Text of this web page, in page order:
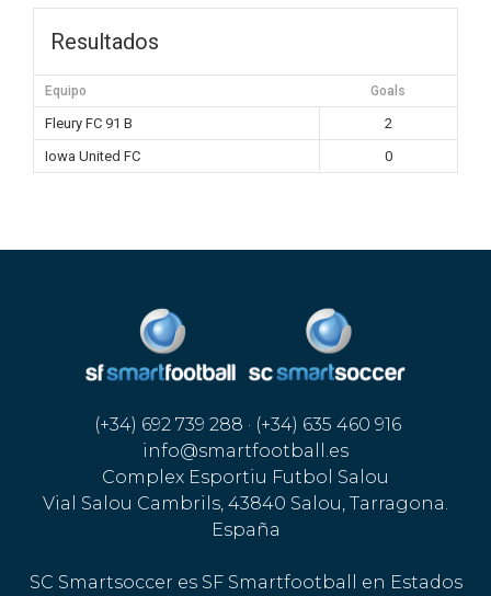
Resultados
Equipo Goals
Fleury FC 91 B
2
Iowa United FC
0
(+34) 692 739 288 · (+34) 635 460 916
info@smartfootball.es
Complex Esportiu Futbol Salou
Vial Salou Cambrils, 43840 Salou, Tarragona.
España
SC Smartsoccer es SF Smartfootball en Estados